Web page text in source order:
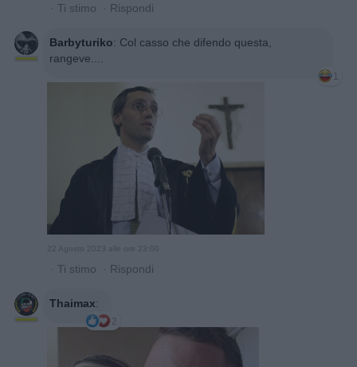
· Ti stimo · Rispondi
Barbyturiko: Col casso che difendo questa,
rangeve....
1
22 Agosto 2023 alle ore 23:00
· Ti stimo · Rispondi
Thaimax:
2